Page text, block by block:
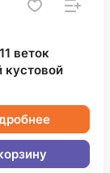
веток
кустовой